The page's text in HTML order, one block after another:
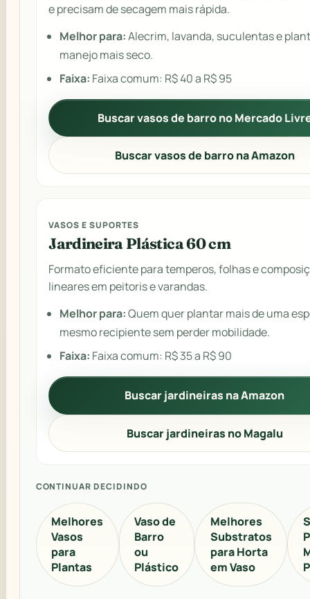
e precisam de secagem mais rápida.
Melhor para:Alecrim, lavanda, suculentas e
manejo mais seco.
Faixa: Faixa comum: R$ 40 a R$ 95
Buscar vasos de barro no Mercado
Buscar vasos de barro na Amazon
VASOS E SUPORTES
Jardineira Plástica 60 cm
Formato eficiente para temperos, folhas e
lineares em peitoris e varandas.
Melhor para:Quem quer plantar mais de uma
mesmo recipiente sem perder mobilidade.
Faixa: Faixa comum: R$ 35 a R$ 90
Buscar jardineiras na Amazon
Buscar jardineiras no Magalu
CONTINUAR DECIDINDO
Melhores
Vasos
para
Plantas
Vaso de
Barro
ou
Plástico
Melhores
Substratos
para Horta
em Vaso